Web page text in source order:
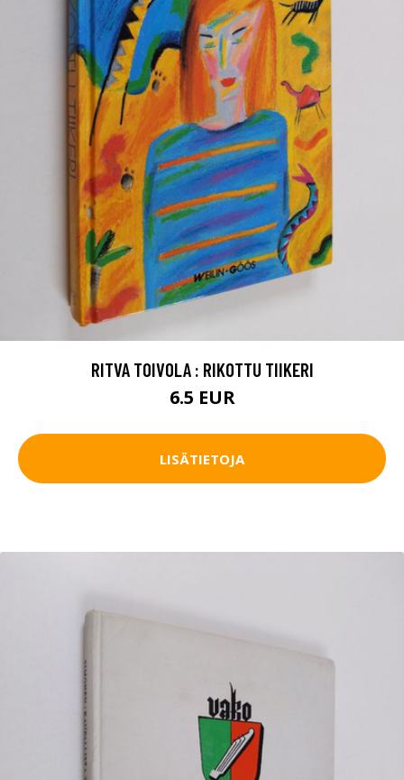
RITVA TOIVOLA : RIKOTTU TIIKERI
6.5 EUR
LISÄTIETOJA